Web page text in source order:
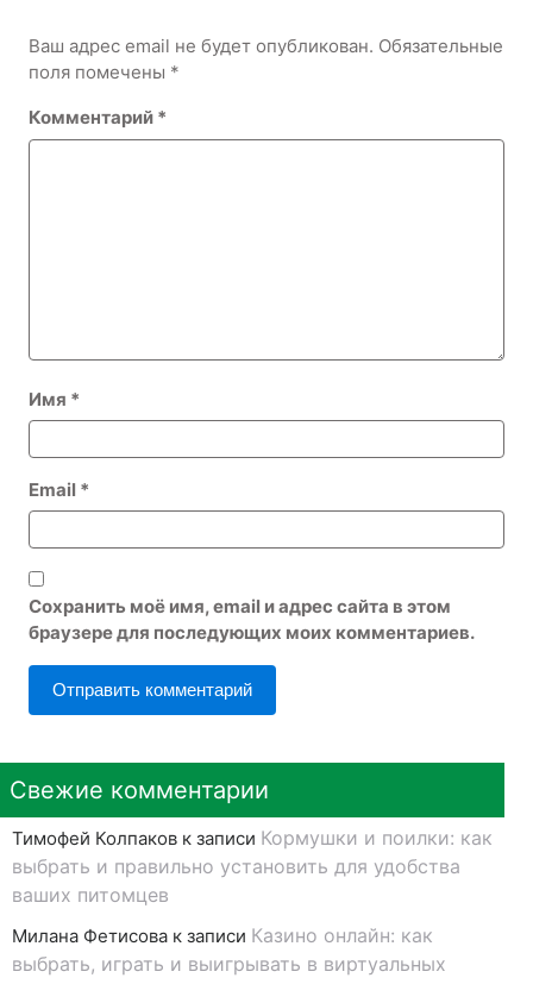
Ваш адрес email не будет опубликован. Обязательные
поля помечены *
Комментарий *
Имя *
Email *
Сохранить моё имя, email и адрес сайта в этом
браузере для последующих моих комментариев.
Свежие комментарии
Тимофей Колпаков к записи Кормушки и поилки: как
выбрать и правильно установить для удобства
ваших питомцев
Милана Фетисова к записи Казино онлайн: как
выбрать, играть и выигрывать в виртуальных